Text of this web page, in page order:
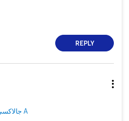
REPLY
جالاكسى A